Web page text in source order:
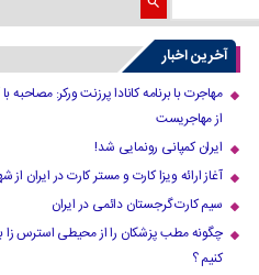
آخرین اخبار
مهاجرت با برنامه کانادا پرزنت ورکر:
از مهاجریست
ایران کمپانی رونمایی شد!
آغاز ارائه ویزا کارت و مستر کارت در ایران از
سیم کارت گرجستان دائمی در ایران
چگونه مطب پزشکان را از محیطی استرس زا
کنیم ؟